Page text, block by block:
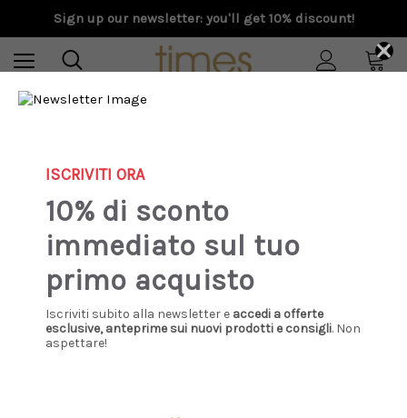
Sign up our newsletter: you'll get 10% discount!
0
×
ISCRIVITI ORA
10% di sconto
immediato sul tuo
primo acquisto
Iscriviti subito alla newsletter e accedi a offerte
esclusive, anteprime sui nuovi prodotti e consigli. Non
aspettare!